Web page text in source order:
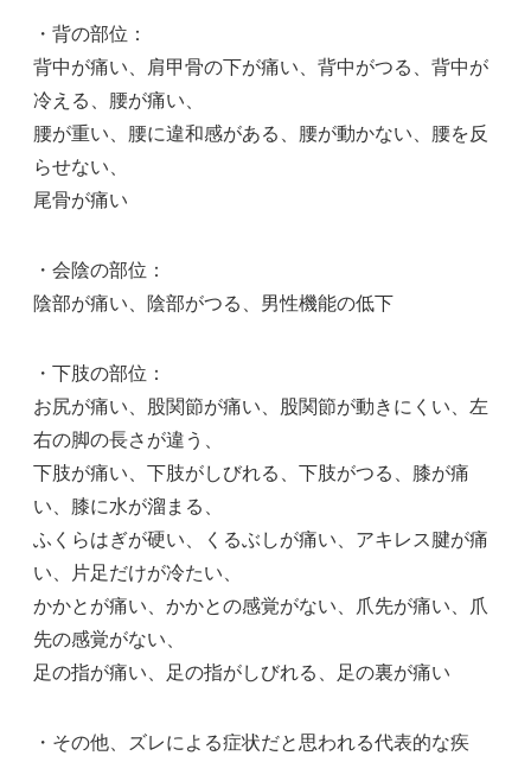
・背の部位：
背中が痛い、肩甲骨の下が痛い、背中がつる、背中が
冷える、腰が痛い、
腰が重い、腰に違和感がある、腰が動かない、腰を反
らせない、
尾骨が痛い
・会陰の部位：
陰部が痛い、陰部がつる、男性機能の低下
・下肢の部位：
お尻が痛い、股関節が痛い、股関節が動きにくい、左
右の脚の長さが違う、
下肢が痛い、下肢がしびれる、下肢がつる、膝が痛
い、膝に水が溜まる、
ふくらはぎが硬い、くるぶしが痛い、アキレス腱が痛
い、片足だけが冷たい、
かかとが痛い、かかとの感覚がない、爪先が痛い、爪
先の感覚がない、
足の指が痛い、足の指がしびれる、足の裏が痛い
・その他、ズレによる症状だと思われる代表的な疾